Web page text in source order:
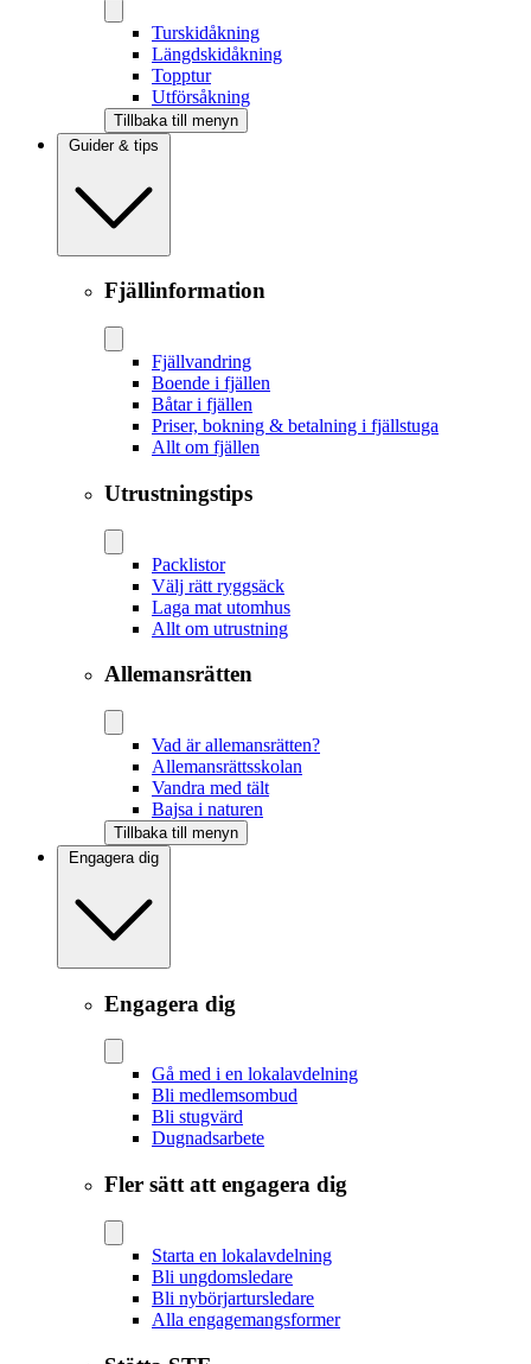
Tur­skidåkning
Längd­skidåkning
Topptur
Utförsåkning
Tillbaka till menyn
Guider & tips
Fjällinformation
Fjällvandring
Boende i fjällen
Båtar i fjällen
Priser, bokning & betalning i fjällstuga
Allt om fjällen
Utrustningstips
Packlistor
Välj rätt ryggsäck
Laga mat utomhus
Allt om utrustning
Allemansrätten
Vad är allemansrätten?
Allemansrättsskolan
Vandra med tält
Bajsa i naturen
Tillbaka till menyn
Engagera dig
Engagera dig
Gå med i en lokalavdelning
Bli medlemsombud
Bli stugvärd
Dugnadsarbete
Fler sätt att engagera dig
Starta en lokalavdelning
Bli ungdomsledare
Bli nybörjartursledare
Alla engagemangsformer